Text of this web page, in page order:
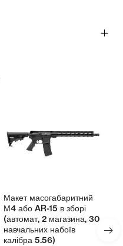
Макет масогабаритний
М4 або AR-15 в зборі
(автомат, 2 магазина, 30
навчальних набоїв
калібра 5.56)